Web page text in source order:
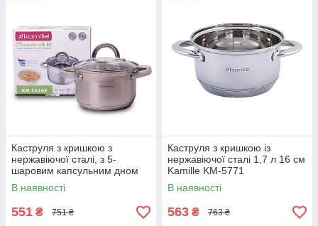
Каструля з кришкою з
нержавіючої сталі, з 5-
шаровим капсульним дном
та порожнистими ручками
2.1л Kamille KM-5616S
В наявності
551 ₴ 751 ₴
Каструля з кришкою із
нержавіючої сталі 1,7 л 16 см
Kamille KM-5771
В наявності
563 ₴ 763 ₴